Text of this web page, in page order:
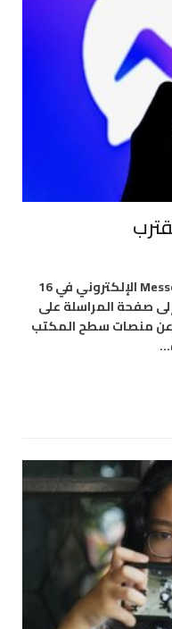
ستغلق شركة ميتا موقع Messenger.com الإلكتروني في 16
صفحة المراسلة على
منصات سطح المكتب